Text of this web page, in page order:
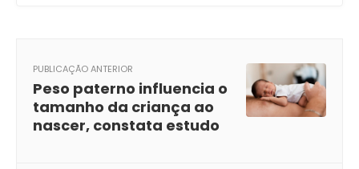
PUBLICAÇÃO ANTERIOR
Peso paterno influencia o
tamanho da criança ao
nascer, constata estudo